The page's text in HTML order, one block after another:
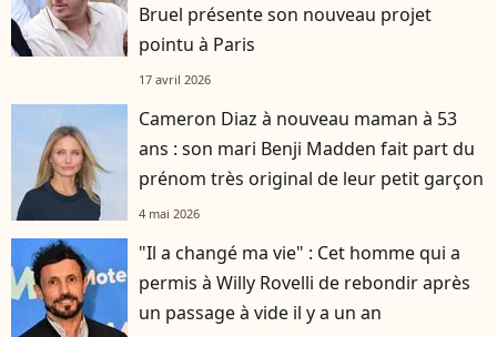
Bruel présente son nouveau projet
pointu à Paris
17 avril 2026
Cameron Diaz à nouveau maman à 53
ans : son mari Benji Madden fait part du
prénom très original de leur petit garçon
4 mai 2026
"Il a changé ma vie" : Cet homme qui a
permis à Willy Rovelli de rebondir après
un passage à vide il y a un an